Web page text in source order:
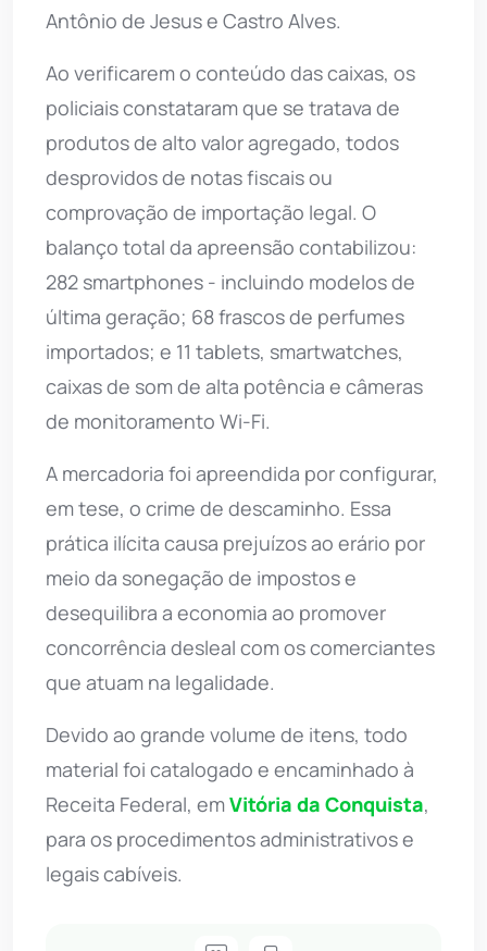
Antônio de Jesus e Castro Alves.
Ao verificarem o conteúdo das caixas, os
policiais constataram que se tratava de
produtos de alto valor agregado, todos
desprovidos de notas fiscais ou
comprovação de importação legal. O
balanço total da apreensão contabilizou:
282 smartphones - incluindo modelos de
última geração; 68 frascos de perfumes
importados; e 11 tablets, smartwatches,
caixas de som de alta potência e câmeras
de monitoramento Wi-Fi.
A mercadoria foi apreendida por configurar,
em tese, o crime de descaminho. Essa
prática ilícita causa prejuízos ao erário por
meio da sonegação de impostos e
desequilibra a economia ao promover
concorrência desleal com os comerciantes
que atuam na legalidade.
Devido ao grande volume de itens, todo
material foi catalogado e encaminhado à
Receita Federal, emVitória da Conquista,
para os procedimentos administrativos e
legais cabíveis.